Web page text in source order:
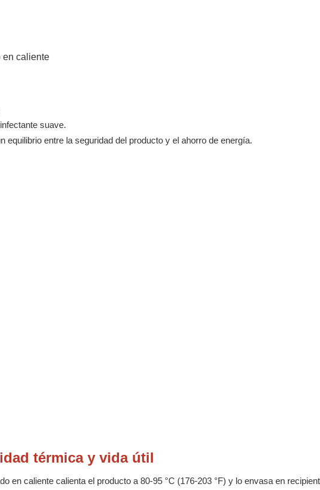
en caliente
suave.
equilibrio entre la seguridad del producto y el ahorro de energía.
térmica y vida útil
en caliente calienta el producto a 80-95 °C (176-203 °F) y lo envasa en